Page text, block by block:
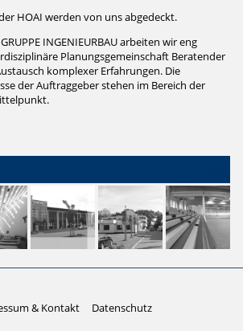
HOAI werden von uns abgedeckt.
INGENIEURBAU arbeiten wir eng
Planungsgemeinschaft Beratender
komplexer Erfahrungen. Die
der Auftraggeber stehen im Bereich der
& Kontakt
Datenschutz